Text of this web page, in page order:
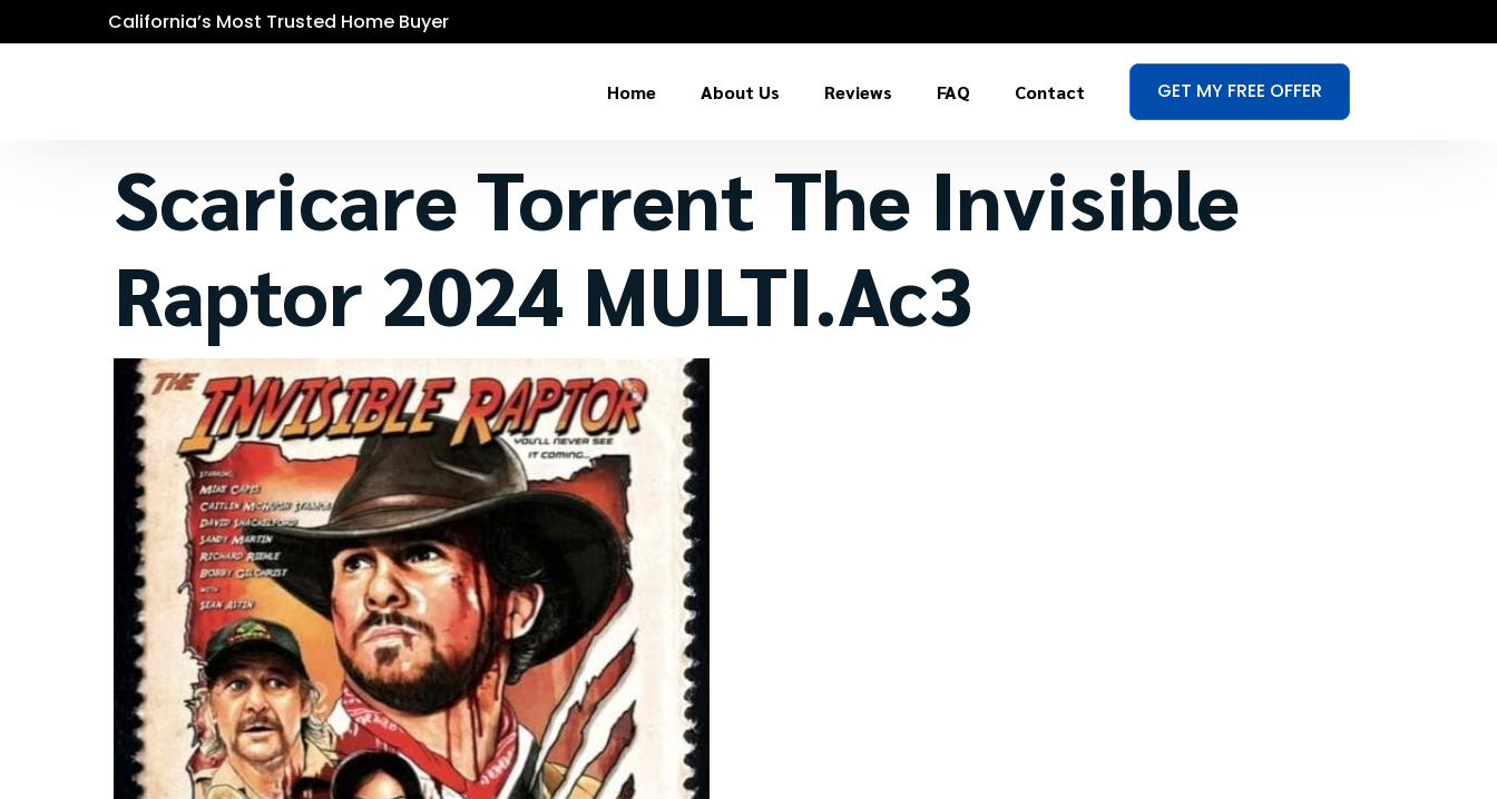
California’s Most Trusted Home Buyer
Home About Us Reviews FAQ Contact GET MY FREE OFFER
Scaricare Torrent The Invisible
Raptor 2024 MULTI.Ac3